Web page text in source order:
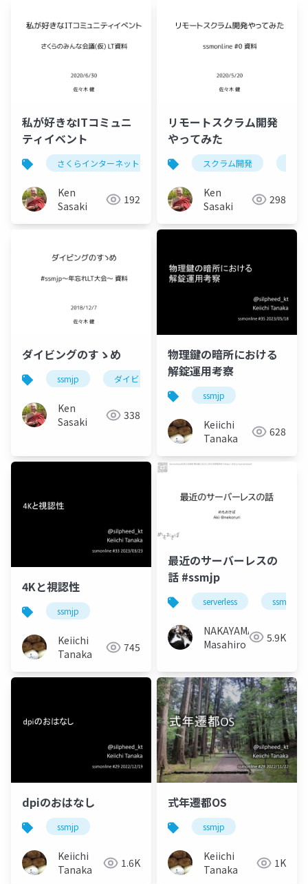
私が好きなITコミュニ
ティイベント
さくらインターネット janog ssmjp
Ken
Sasaki
192
リモートスクラム開発
やってみた
スクラム開発
Ken
Sasaki
298
ダイビングのすゝめ
ssmjp ダイビング lt
Ken
Sasaki
338
物理鍵の暗所における
解錠運用考察
ssmjp
Keiichi
Tanaka
628
4Kと視認性
ssmjp
Keiichi
Tanaka
745
最近のサーバーレスの
話 #ssmjp
serverless ssmjp
NAKAYAMA
Masahiro
5.9K
dpiのおはなし
ssmjp
Keiichi
Tanaka
1.6K
式年遷都OS
ssmjp
Keiichi
Tanaka
1K